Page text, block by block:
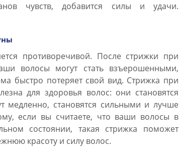
чувств, добавится силы и удачи.
противоречивой. После стрижки при
волосы могут стать взъерошенными,
быстро потеряет свой вид. Стрижка при
для здоровья волос: они становятся
медленно, становятся сильными и лучше
если вы считаете, что ваши волосы в
состоянии, такая стрижка поможет
красоту и силу волос.